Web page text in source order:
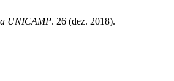
UNICAMP. 26 (dez. 2018).